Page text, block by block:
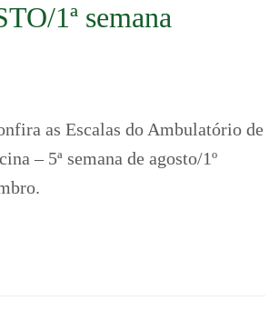
1ª semana
as Escalas do Ambulatório de
– 5ª semana de agosto/1º